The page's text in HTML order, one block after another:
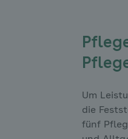
Um
die
fünf